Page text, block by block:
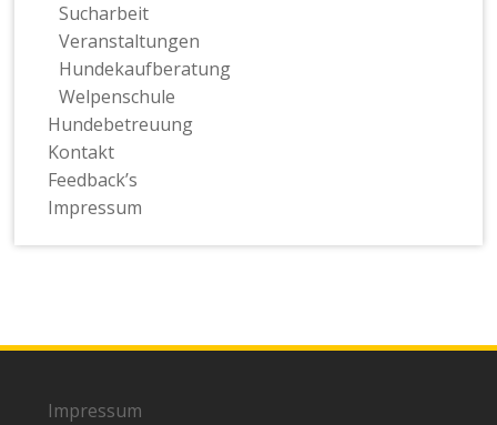
Sucharbeit
Veranstaltungen
Hundekaufberatung
Welpenschule
Hundebetreuung
Kontakt
Feedback’s
Impressum
Impressum